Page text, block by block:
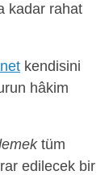
kadar rahat
kendisini
hâkim
tüm
edilecek bir